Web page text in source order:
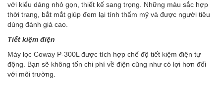
với kiểu dáng nhỏ gọn, thiết kế sang trọng. Những màu sắc hợp
thời trang, bắt mắt giúp đem lại tính thẩm mỹ và được người tiêu
dùng đánh giá cao.
Tiết kiệm điện
Máy lọc Coway P-300L được tích hợp chế độ tiết kiệm điện tự
động. Bạn sẽ không tốn chi phí về điện cũng như có lợi hơn đối
với môi trường.